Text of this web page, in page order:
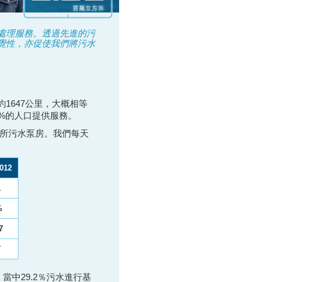
理服務。透過先進的污
性，亦促使我們將污水
1647公里，大概相等
人口提供服務。
污水泵房。我們每天
中29.2％污水進行基